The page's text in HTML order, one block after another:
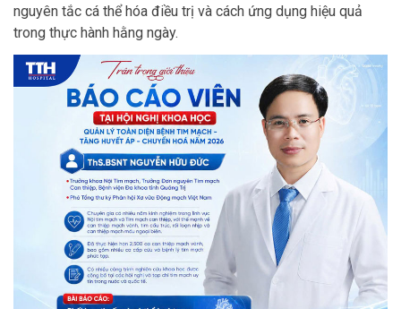
nguyên tắc cá thể hóa điều trị và cách ứng dụng hiệu quả
trong thực hành hằng ngày.